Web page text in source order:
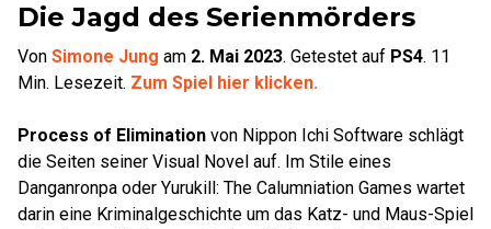
Die Jagd des Serienmörders
Von Simone Jung am 2. Mai 2023. Getestet auf PS4. 11
Min. Lesezeit. Zum Spiel hier klicken.
Process of Elimination von Nippon Ichi Software schlägt
die Seiten seiner Visual Novel auf. Im Stile eines
Danganronpa oder Yurukill: The Calumniation Games wartet
darin eine Kriminalgeschichte um das Katz- und Maus-Spiel